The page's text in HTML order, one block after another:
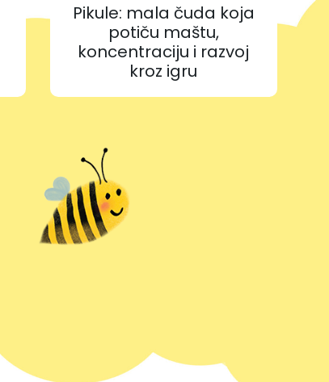
Pikule: mala čuda koja
potiču maštu,
koncentraciju i razvoj
kroz igru